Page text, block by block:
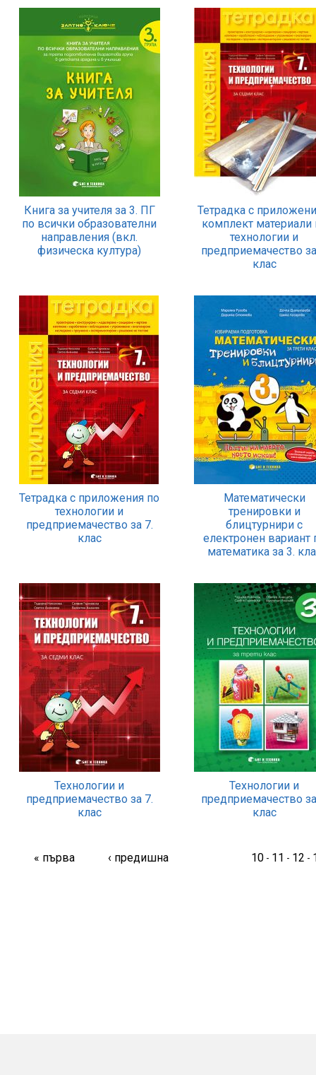
Книга за учителя за 3. ПГ
по всички образователни
направления (вкл.
физическа култура)
Тетрадка с
комплект материали
технологии и
предприемачество
клас
Тетрадка с приложения по
технологии и
предприемачество за 7.
клас
Математически
тренировки и
блицтурнири с
електронен вариант
математика за 3.
Технологии и
предприемачество за 7.
клас
Технологии и
предприемачество
клас
« първа ‹ предишна 10 - 11 - 12 -